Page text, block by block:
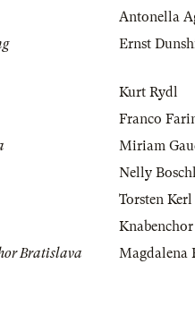
Antonella
Ernst
Kurt Rydl
Franco
Miriam
Nelly
Torsten Kerl
Bratislava
Magdalena